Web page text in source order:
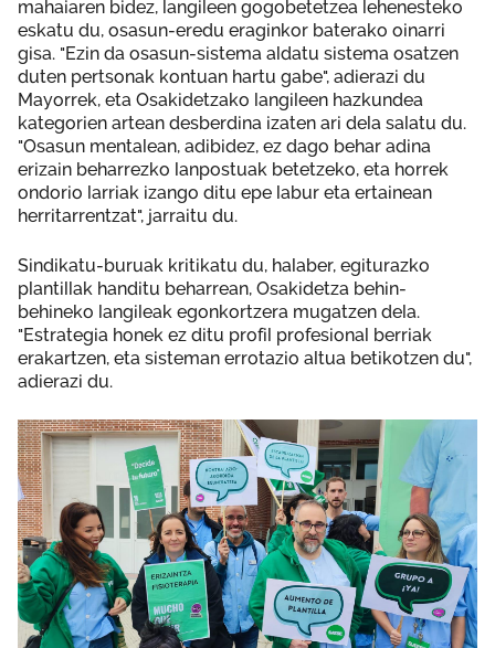
mahaiaren bidez, langileen gogobetetzea lehenesteko
eskatu du, osasun-eredu eraginkor baterako oinarri
gisa. "Ezin da osasun-sistema aldatu sistema osatzen
duten pertsonak kontuan hartu gabe", adierazi du
Mayorrek, eta Osakidetzako langileen hazkundea
kategorien artean desberdina izaten ari dela salatu du.
"Osasun mentalean, adibidez, ez dago behar adina
erizain beharrezko lanpostuak betetzeko, eta horrek
ondorio larriak izango ditu epe labur eta ertainean
herritarrentzat", jarraitu du.
Sindikatu-buruak kritikatu du, halaber, egiturazko
plantillak handitu beharrean, Osakidetza behin-
behineko langileak egonkortzera mugatzen dela.
"Estrategia honek ez ditu profil profesional berriak
erakartzen, eta sisteman errotazio altua betikotzen du",
adierazi du.